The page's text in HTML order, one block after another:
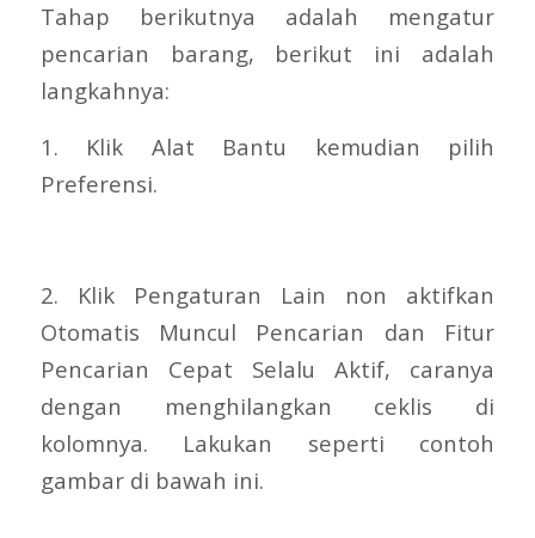
Tahap berikutnya adalah mengatur
pencarian barang, berikut ini adalah
langkahnya:
1. Klik Alat Bantu kemudian pilih
Preferensi.
2. Klik Pengaturan Lain non aktifkan
Otomatis Muncul Pencarian dan Fitur
Pencarian Cepat Selalu Aktif, caranya
dengan menghilangkan ceklis di
kolomnya. Lakukan seperti contoh
gambar di bawah ini.